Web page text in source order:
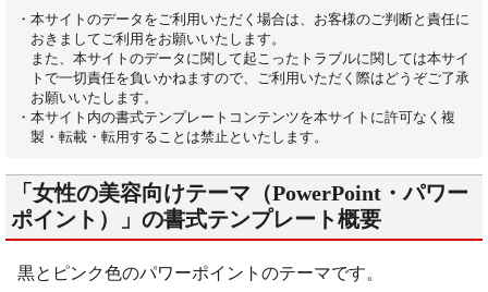
・本サイトのデータをご利用いただく場合は、お客様のご判断と責任に
おきましてご利用をお願いいたします。
また、本サイトのデータに関して起こったトラブルに関しては本サイ
トで一切責任を負いかねますので、ご利用いただく際はどうぞご了承
お願いいたします。
・本サイト内の書式テンプレートコンテンツを本サイトに許可なく複
製・転載・転用することは禁止といたします。
「女性の美容向けテーマ（PowerPoint・パワー
ポイント）」の書式テンプレート概要
黒とピンク色のパワーポイントのテーマです。